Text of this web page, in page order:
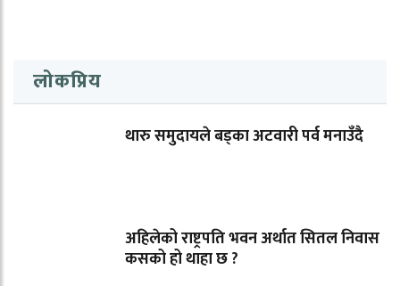
लोकप्रिय
थारु समुदायले बड्का अटवारी पर्व मनाउँदै
अहिलेको राष्ट्रपति भवन अर्थात सितल निवास
कसको हो थाहा छ ?